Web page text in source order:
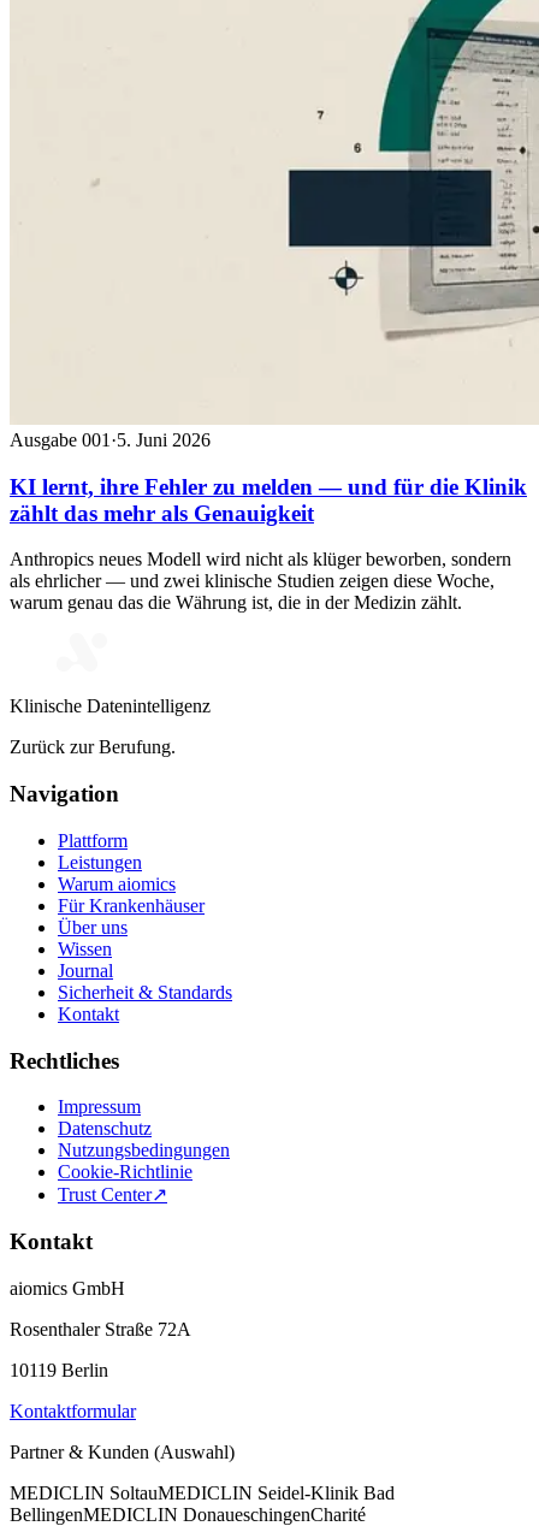
Ausgabe 001 ·5. Juni 2026
KI lernt, ihre Fehler zu melden — und für die Klinik
zählt das mehr als Genauigkeit
Anthropics neues Modell wird nicht als klüger beworben, sondern
als ehrlicher — und zwei klinische Studien zeigen diese Woche,
warum genau das die Währung ist, die in der Medizin zählt.
Klinische Datenintelligenz
Zurück zur Berufung.
Navigation
Plattform
Leistungen
Warum aiomics
Für Krankenhäuser
Über uns
Wissen
Journal
Sicherheit & Standards
Kontakt
Rechtliches
Impressum
Datenschutz
Nutzungsbedingungen
Cookie-Richtlinie
Trust Center↗
Kontakt
aiomics GmbH
Rosenthaler Straße 72A
10119 Berlin
Kontaktformular
Partner & Kunden (Auswahl)
MEDICLIN SoltauMEDICLIN Seidel-Klinik Bad
BellingenMEDICLIN DonaueschingenCharité